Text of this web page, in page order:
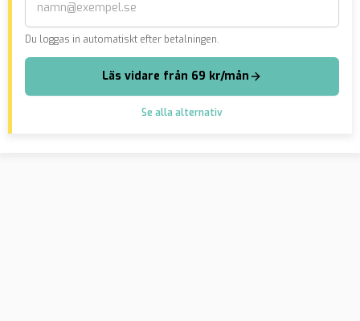
Du loggas in automatiskt efter betalningen.
Läs vidare från 69 kr/mån
Se alla alternativ